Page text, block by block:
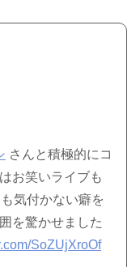
さんと積極的にコ
お笑いライブも
気付かない癖を
を驚かせました
SoZUjXroOf